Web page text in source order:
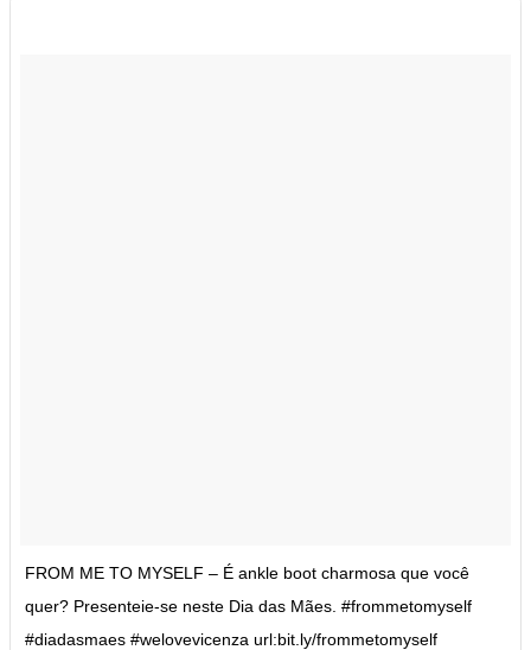
FROM ME TO MYSELF – É ankle boot charmosa que você
quer? Presenteie-se neste Dia das Mães. #frommetomyself
#diadasmaes #welovevicenza url:bit.ly/frommetomyself